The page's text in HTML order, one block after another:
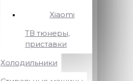
Xiaomi
ТВ тюнеры,
приставки
Холодильники